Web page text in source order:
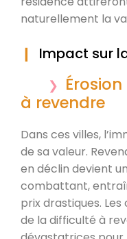
naturellement la
Impact sur
à revendre
Dans ces villes,
de sa valeur.
en déclin devient
combattant,
prix drastiques.
de la difficulté à